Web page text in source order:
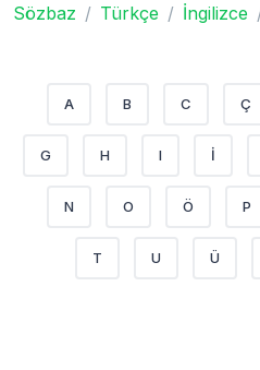
Sözbaz Türkçe İngilizce
A B C Ç
G H I İ
N O Ö P
T U Ü